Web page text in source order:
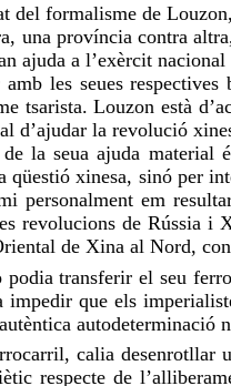
del formalisme de
una província contra
ajuda a l’exèrcit
les seues
tsarista. Louzon està
d’ajudar la revolució
la seua ajuda
xinesa, sinó per
personalment em
revolucions de Rússia
de Xina al Nord,
podia transferir el seu
que els
autodeterminació
calia desenrotllar
respecte de